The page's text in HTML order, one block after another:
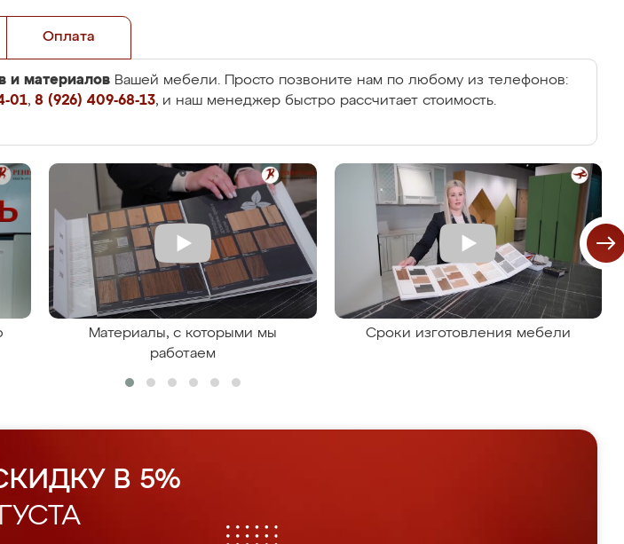
Оплата
и материалов Вашей мебели. Просто позвоните нам по любому из телефонов:
01, 8 (926) 409-68-13, и наш менеджер быстро рассчитает стоимость.
Материалы, с которыми мы
работаем
Сроки изготовления мебели
В 5%